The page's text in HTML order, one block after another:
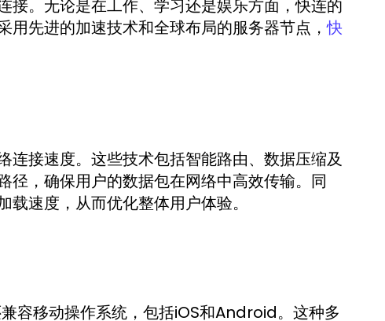
接。无论是在工作、学习还是娱乐方面，快连的
用先进的加速技术和全球布局的服务器节点，快
连接速度。这些技术包括智能路由、数据压缩及
径，确保用户的数据包在网络中高效传输。同
速度，从而优化整体用户体验。
容移动操作系统，包括iOS和Android。这种多